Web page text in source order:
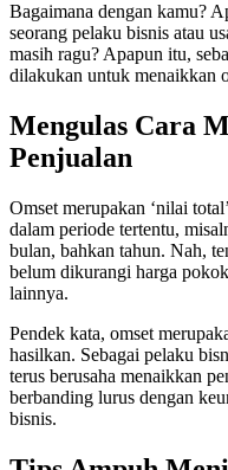
Bagaimana dengan kamu?
seorang pelaku bisnis atau
masih ragu? Apapun itu,
dilakukan untuk menaikkan
Mengulas Cara
Penjualan
Omset merupakan ‘nilai
dalam periode tertentu,
bulan, bahkan tahun. Nah,
belum dikurangi harga
lainnya.
Pendek kata, omset
hasilkan. Sebagai pelaku
terus berusaha menaikkan
berbanding lurus dengan
bisnis.